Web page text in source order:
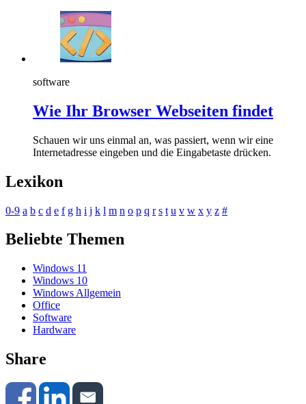
software
Wie Ihr Browser Webseiten findet
Schauen wir uns einmal an, was passiert, wenn wir eine
Internetadresse eingeben und die Eingabetaste drücken.
Lexikon
0-9 a b c d e f g h i j k l m n o p q r s t u v w x y z #
Beliebte Themen
Windows 11
Windows 10
Windows Allgemein
Office
Software
Hardware
Share